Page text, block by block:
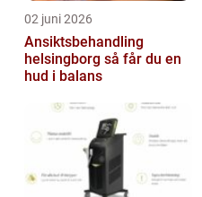
02 juni 2026
Ansiktsbehandling
helsingborg så får du en
hud i balans